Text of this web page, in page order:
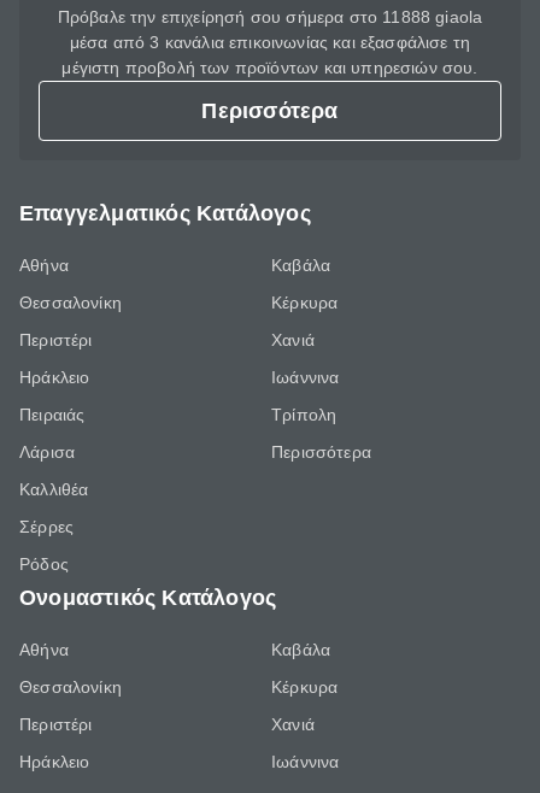
Πρόβαλε την επιχείρησή σου σήμερα στο 11888 giaola
μέσα από 3 κανάλια επικοινωνίας και εξασφάλισε τη
μέγιστη προβολή των προϊόντων και υπηρεσιών σου.
Περισσότερα
Επαγγελματικός Κατάλογος
Αθήνα
Θεσσαλονίκη
Περιστέρι
Ηράκλειο
Πειραιάς
Λάρισα
Καλλιθέα
Σέρρες
Ρόδος
Καβάλα
Κέρκυρα
Χανιά
Ιωάννινα
Τρίπολη
Περισσότερα
Ονομαστικός Κατάλογος
Αθήνα
Θεσσαλονίκη
Περιστέρι
Ηράκλειο
Καβάλα
Κέρκυρα
Χανιά
Ιωάννινα